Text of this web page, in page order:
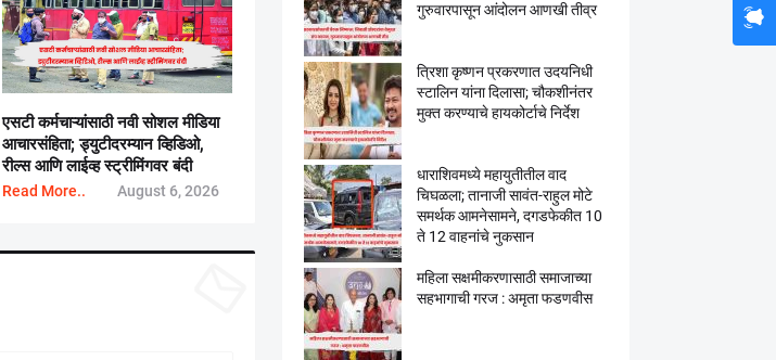
एसटी कर्मचाऱ्यांसाठी नवी सोशल मीडिया
आचारसंहिता; ड्युटीदरम्यान व्हिडिओ,
रील्स आणि लाईव्ह स्ट्रीमिंगवर बंदी
Read More.. August 6, 2026
गुरुवारपासून आंदोलन आणखी तीव्र
त्रिशा कृष्णन प्रकरणात उदयनिधी
स्टालिन यांना दिलासा; चौकशीनंतर
मुक्त करण्याचे हायकोर्टाचे निर्देश
धाराशिवमध्ये महायुतीतील वाद
चिघळला; तानाजी सावंत-राहुल मोटे
समर्थक आमनेसामने, दगडफेकीत 10
ते 12 वाहनांचे नुकसान
महिला सक्षमीकरणासाठी समाजाच्या
सहभागाची गरज : अमृता फडणवीस